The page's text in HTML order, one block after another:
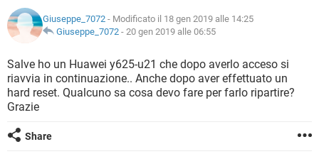
HARDWARE
INSTAGRAM
TIKTOK FACEBOOK
iOS WINDOWS 10
INSTAGRAM
TIKTOK FACEBOOK
HARDWARE
COVID-19
INTRATTENIMENTO ANDROID
INSTAGRAM WHATSAPP
TIKTOK
HARDWARE
GLOSSARIO
COVID-19
INTRATTENIMENTO ANDROID
iOS WINDOWS 10
TIKTOK
Giuseppe_7072 - Modificato il 18 gen 2019 alle 14:25
Giuseppe_7072 - 20 gen 2019 alle 06:55
Salve ho un Huawei y625-u21 che dopo averlo acceso si
riavvia in continuazione.. Anche dopo aver effettuato un
hard reset. Qualcuno sa cosa devo fare per farlo ripartire?
Grazie
Share